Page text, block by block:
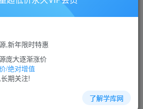
立即购买
前未登录！建议登陆后购买，可保存购买订单
,新年限时特惠
庞大逐渐涨价
/绝对增值
期关注!
了解学库网